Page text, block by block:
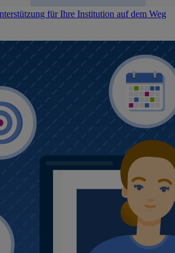
für Ihre Institution auf dem Weg